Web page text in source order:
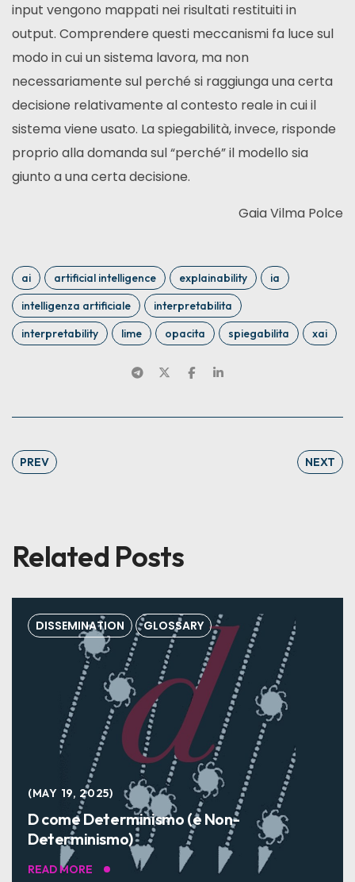
input vengono mappati nei risultati restituiti in
output. Comprendere questi meccanismi fa luce sul
modo in cui un sistema lavora, ma non
necessariamente sul perché si raggiunga una certa
decisione relativamente al contesto reale in cui il
sistema viene usato. La spiegabilità, invece, risponde
proprio alla domanda sul “perché” il modello sia
giunto a una certa decisione.
Gaia Vilma Polce
ai artificial intelligence explainability
ia
intelligenza artificiale
interpretabilita
interpretability
lime opacita spiegabilita xai
PREV NEXT
Related Posts
DISSEMINATION GLOSSARY
MAY 19, 2025
D come Determinismo (e Non-
Determinismo)
READ MORE